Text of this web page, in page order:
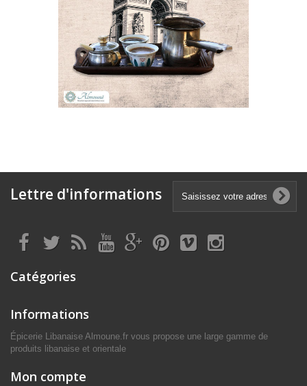
Lettre d'informations
Catégories
Informations
Épicerie Libanaise Almoune.fr vous propose une large gamme de
produits libanaise et orientale
Mon compte